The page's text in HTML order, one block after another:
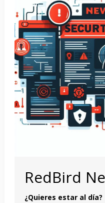
RedBird
¿Quieres estar al día?